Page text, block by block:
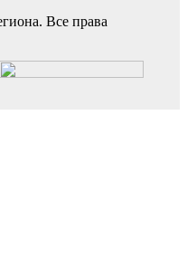
Все права